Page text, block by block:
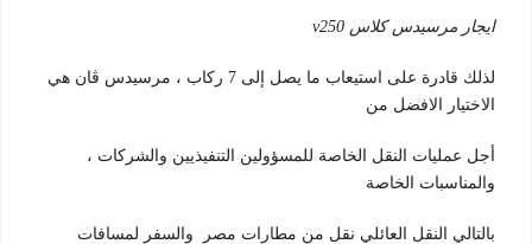
ايجار مرسيدس كلاس v250
لذلك قادرة على استيعاب ما يصل إلى 7 ركاب ، مرسيدس ڤان هي
الاختيار الافضل من
أجل عمليات النقل الخاصة للمسؤولين التنفيذيين والشركات ،
والمناسبات الخاصة
بالتالي النقل العائلي نقل من مطارات مصر والسفر لمسافات